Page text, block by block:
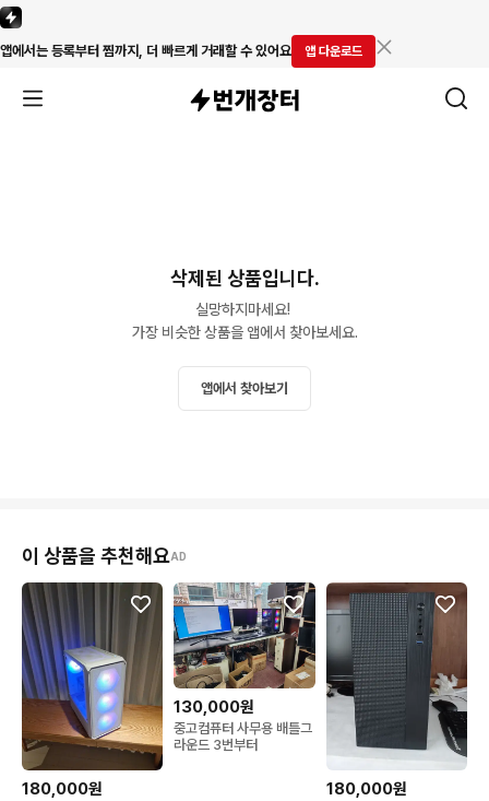
앱에서는 등록부터 찜까지, 더 빠르게 거래할 수 있어요 앱 다운로드
삭제된 상품입니다.
실망하지마세요!
가장 비슷한 상품을 앱에서 찾아보세요.
앱에서 찾아보기
이 상품을 추천해요AD
180,000원
130,000원
중고컴퓨터 사무용 배틀그
라운드 3번부터
180,000원